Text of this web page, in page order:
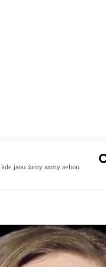
kde jsou ženy samy sebou